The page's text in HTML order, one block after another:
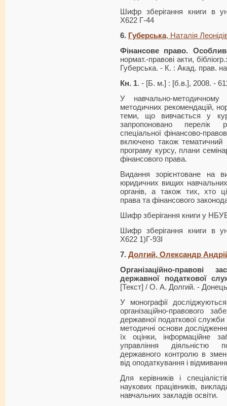
Шифр зберігання книги в
Х622 Г-44
6. Губерська, Наталія
Фінансове право.
нормат.-правові акти,
Губерська. - К. : Акад. прав.
Кн. 1. - [Б. м.] : [б.в.], 2008. -
У навчально-методичному
методичних реко­мендацій,
теми, що вивчається у
запропоновано перелік
спеціальної фінансово-
включено також
програму курсу, плани
фінансового права.
Видання зорієнтоване на
юридичних вищих навчальних
органів, а також тих, хто
права та фінансового
Шифр зберігання книги у
Шифр зберігання книги в
Х622 1)Г-93I
7. Долгий, Олександр
Організаційно-правові
державної податкової
[Текст] / О. А. Долгий. -
У монографії
організаційно-правового
державної податкової служби
методичні основи
їх оцінки, інформаційне
управління діяльністю
державного контролю в
від оподаткування і
Для керівників і
наукових працівників,
навчальних закладів освіти.